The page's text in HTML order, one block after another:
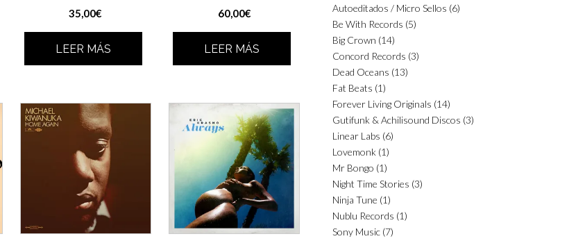
35,00€
LEER MÁS
60,00€
LEER MÁS
Autoeditados / Micro Sellos (6)
Be With Records (5)
Big Crown (14)
Concord Records (3)
Dead Oceans (13)
Fat Beats (1)
Forever Living Originals (14)
Gutifunk & Achilisound Discos (3)
Linear Labs (6)
Lovemonk (1)
Mr Bongo (1)
Night Time Stories (3)
Ninja Tune (1)
Nublu Records (1)
Sony Music (7)